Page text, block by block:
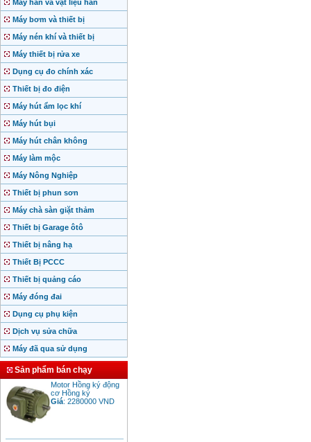
Máy hàn và vật liệu hàn
Máy bơm và thiết bị
Máy nén khí và thiết bị
Máy thiết bị rửa xe
Dụng cụ đo chính xác
Thiết bị đo điện
Máy hút ẩm lọc khí
Máy hút bụi
Máy hút chân không
Máy làm mộc
Máy Nông Nghiệp
Thiết bị phun sơn
Máy chà sàn giặt thảm
Thiết bị Garage ôtô
Thiết bị nâng hạ
Thiết Bị PCCC
Thiết bị quảng cáo
Máy đóng đai
Dụng cụ phụ kiện
Dịch vụ sửa chữa
Máy đã qua sử dụng
Sản phẩm bán chạy
Motor Hồng ký động
cơ Hồng ký
Giá :2280000 VND